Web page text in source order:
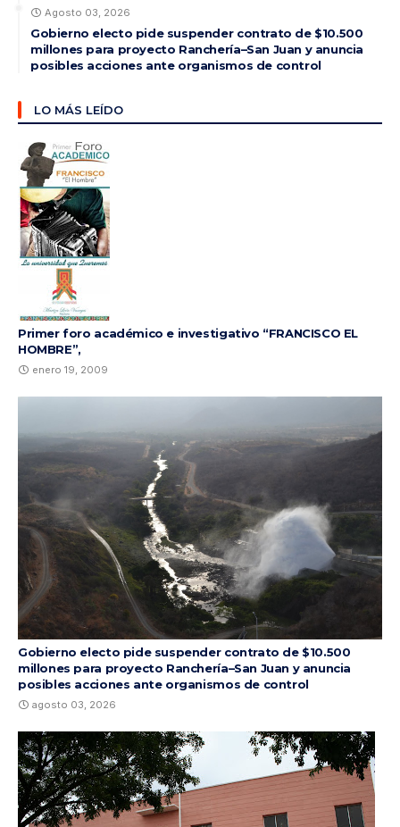
Agosto 03, 2026
Gobierno electo pide suspender contrato de $10.500
millones para proyecto Ranchería–San Juan y anuncia
posibles acciones ante organismos de control
LO MÁS LEÍDO
Primer foro académico e investigativo “FRANCISCO EL
HOMBRE”,
enero 19, 2009
Gobierno electo pide suspender contrato de $10.500
millones para proyecto Ranchería–San Juan y anuncia
posibles acciones ante organismos de control
agosto 03, 2026